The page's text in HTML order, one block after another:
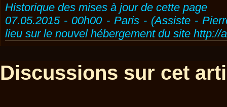
Historique des mises à jour de cette page
07.05.2015 - 00h00 - Paris - (Assiste -
lieu sur le nouvel hébergement du site http://
Discussions sur cet